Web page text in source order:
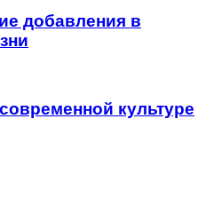
добавления в
культуре